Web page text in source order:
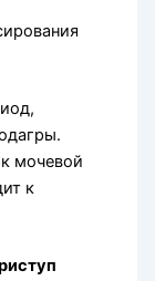
мочевой
к